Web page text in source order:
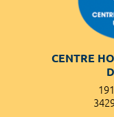
CENTRE